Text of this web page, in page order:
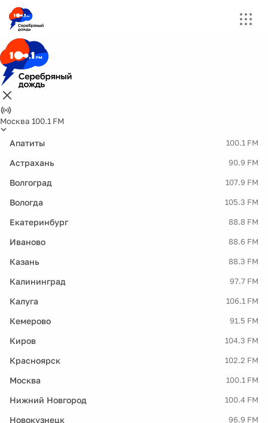
Москва 100.1 FM
Апатиты 100.1 FM
Астрахань 90.9 FM
Волгоград 107.9 FM
Вологда 105.3 FM
Екатеринбург 88.8 FM
Иваново 88.6 FM
Казань 88.3 FM
Калининград 97.7 FM
Калуга 106.1 FM
Кемерово 91.5 FM
Киров 104.3 FM
Красноярск 102.2 FM
Москва 100.1 FM
Нижний Новгород 100.4 FM
Новокузнецк 96.9 FM